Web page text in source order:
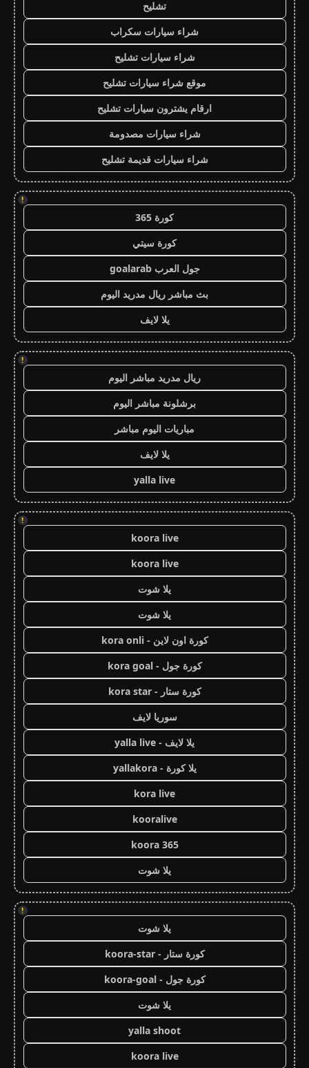
تشليح
شراء سيارات سكراب
شراء سيارات تشليح
موقع شراء سيارات تشليح
ارقام يشترون سيارات تشليح
شراء سيارات مصدومة
شراء سيارات قديمة تشليح
!
كورة 365
كورة سيتي
جول العرب goalarab
بث مباشر ريال مدريد اليوم
يلا لايف
!
ريال مدريد مباشر اليوم
برشلونة مباشر اليوم
مباريات اليوم مباشر
يلا لايف
yalla live
!
koora live
koora live
يلا شوت
يلا شوت
كورة اون لاين - kora onli
كورة جول - kora goal
كورة ستار - kora star
سوريا لايف
يلا لايف - yalla live
يلا كورة - yallakora
kora live
kooralive
koora 365
يلا شوت
!
يلا شوت
كورة ستار - koora-star
كورة جول - koora-goal
يلا شوت
yalla shoot
koora live